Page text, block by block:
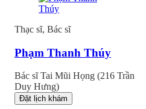
Thạc sĩ, Bác sĩ
Phạm Thanh Thúy
Bác sĩ Tai Mũi Họng (216 Trần
Duy Hưng)
Đặt lịch khám